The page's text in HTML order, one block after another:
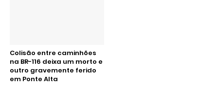
Colisão entre caminhões
na BR-116 deixa um morto e
outro gravemente ferido
em Ponte Alta